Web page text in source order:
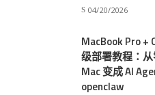
04/20/2026
MacBook Pro +
级部署教程：
Mac 变成 AI
openclaw